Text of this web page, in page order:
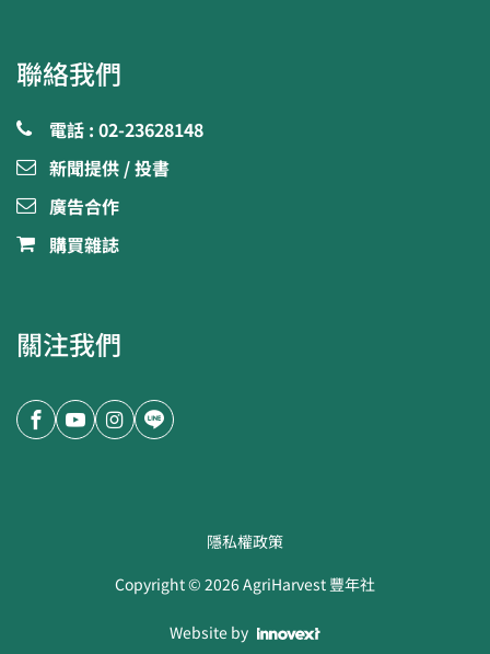
聯絡我們
電話 : 02-23628148
新聞提供 / 投書
廣告合作
購買雜誌
關注我們
隱私權政策
Copyright ©2026AgriHarvest 豐年社
Website by